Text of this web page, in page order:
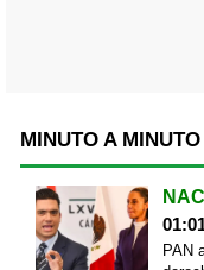
MINUTO A MINUTO
PAN